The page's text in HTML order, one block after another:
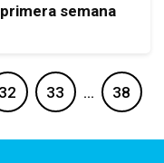
semana
32 33 … 38